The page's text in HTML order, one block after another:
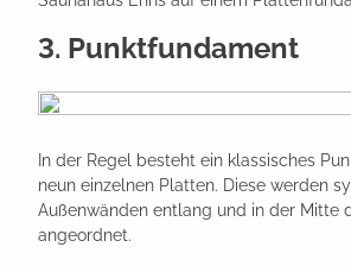
3. Punktfundament
In der Regel besteht ein klassisches
neun einzelnen Platten. Diese werden
Außenwänden entlang und in der Mitte
angeordnet.